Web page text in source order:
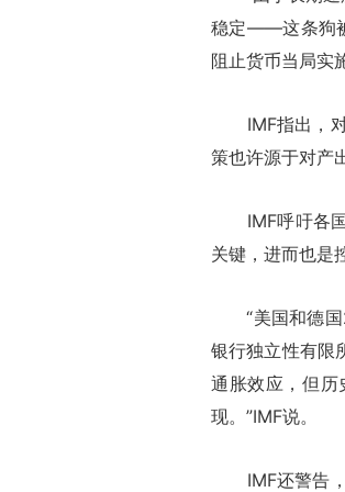
稳定——这条狗
阻止货币当局实
IMF指出，对
策也许源于对产
IMF呼吁各国“
关键，进而也是
“美国和德国
银行独立性有限
通胀效应，但历
现。”IMF说。
IMF还警告，